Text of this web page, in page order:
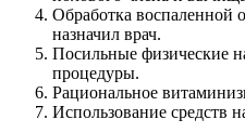
Обработка воспаленной
назначил врач.
Посильные физические
процедуры.
Рациональное
Использование средств